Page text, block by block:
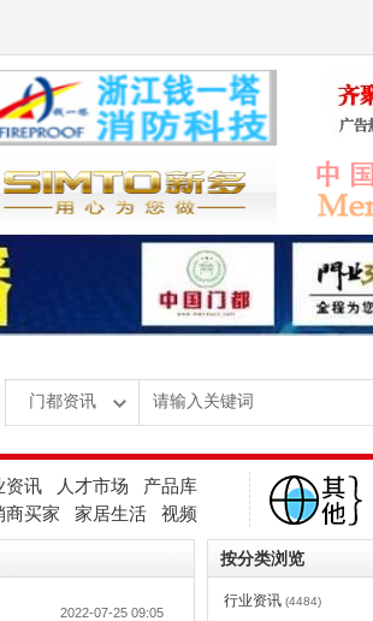
资讯 人才市场
产品库
商买家
家居生活 视频
2022-07-25 09:05
按分类浏览
行业资讯 (4484)